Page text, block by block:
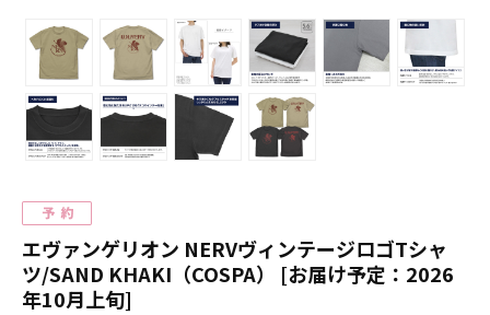
エヴァンゲリオン NERVヴィンテージロゴTシャ
ツ/SAND KHAKI（COSPA） [お届け予定：2026
年10月上旬]